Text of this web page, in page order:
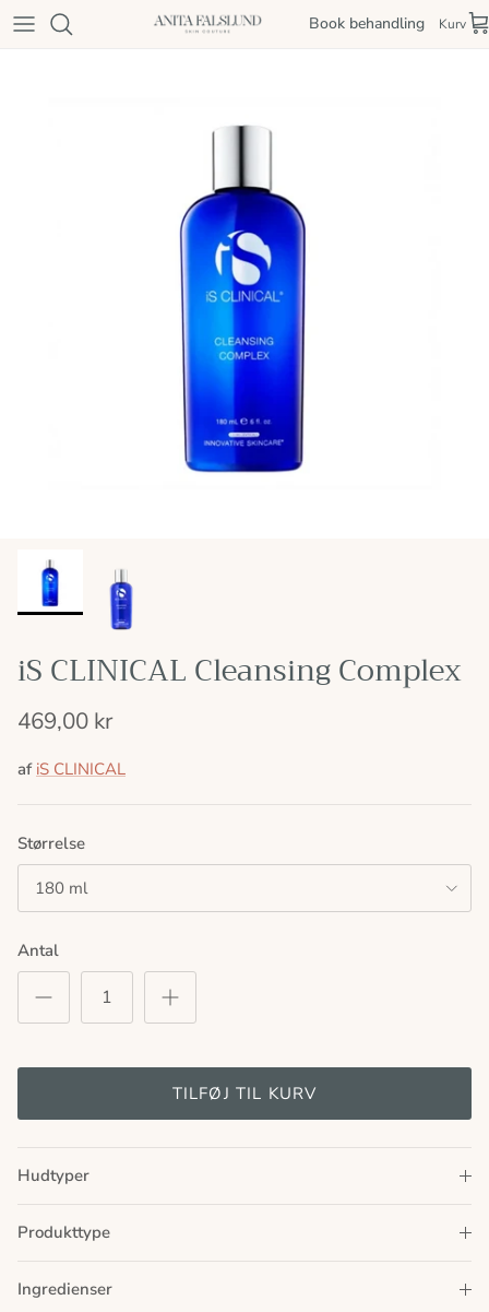
Spring til indhold
Book behandling Kurv
iS CLINICAL Cleansing Complex
469,00 kr
af iS CLINICAL
Størrelse
180 ml
Antal
TILFØJ TIL KURV
Hudtyper
Produkttype
Ingredienser